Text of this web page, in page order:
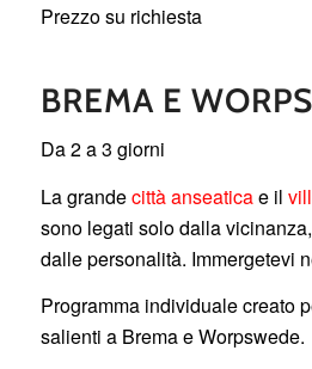
Prezzo su richiesta
BREMA E
Da 2 a 3 giorni
La grandecittà anseaticae il
sono legati solo dalla
dalle personalità. Immergetevi
Programma individuale creato
salienti a Brema e Worpswede.